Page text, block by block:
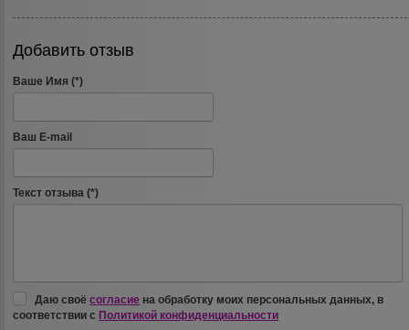
Добавить отзыв
Ваше Имя (*)
Ваш E-mail
Текст отзыва (*)
Даю своёсогласие на обработку моих персональных данных, в
соответствии с Политикой конфиденциальности